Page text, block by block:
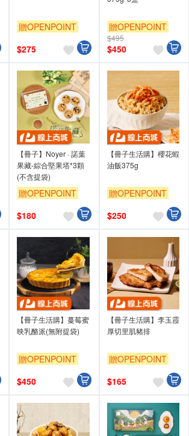
贈OPENPOINT
$275
贈OPENPOINT
$495
$450
【冊子】Noyer · 諾葉
果藏-綜合堅果塔*3顆
(不含提袋)
贈OPENPOINT
$180
【冊子生活購】櫻花蝦
油飯375g
贈OPENPOINT
$250
【冊子生活購】蔓莓蜜
映乳酪派(無附提袋)
贈OPENPOINT
$450
【冊子生活購】李玉霞
厚切里肌豬排
贈OPENPOINT
$165